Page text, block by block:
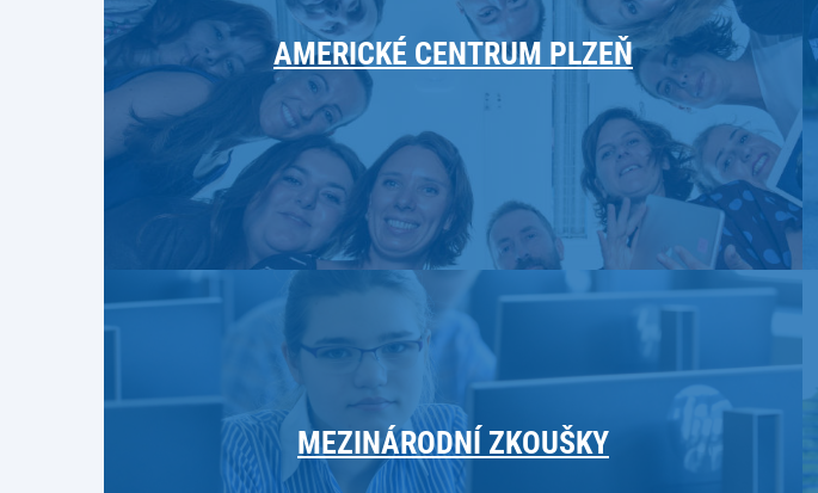
AMERICKÉ CENTRUM PLZEŇ
MEZINÁRODNÍ ZKOUŠKY